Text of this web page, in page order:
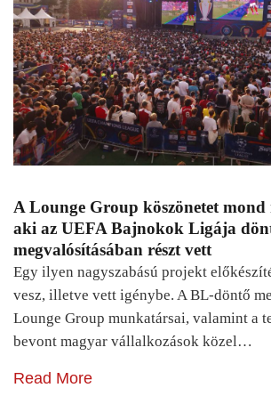
A Lounge Group köszönetet
aki az UEFA Bajnokok Ligája
megvalósításában részt vett
Egy ilyen nagyszabású projekt
vesz, illetve vett igénybe. A BL-döntő
Lounge Group munkatársai, valamint a
bevont magyar vállalkozások közel…
Read More